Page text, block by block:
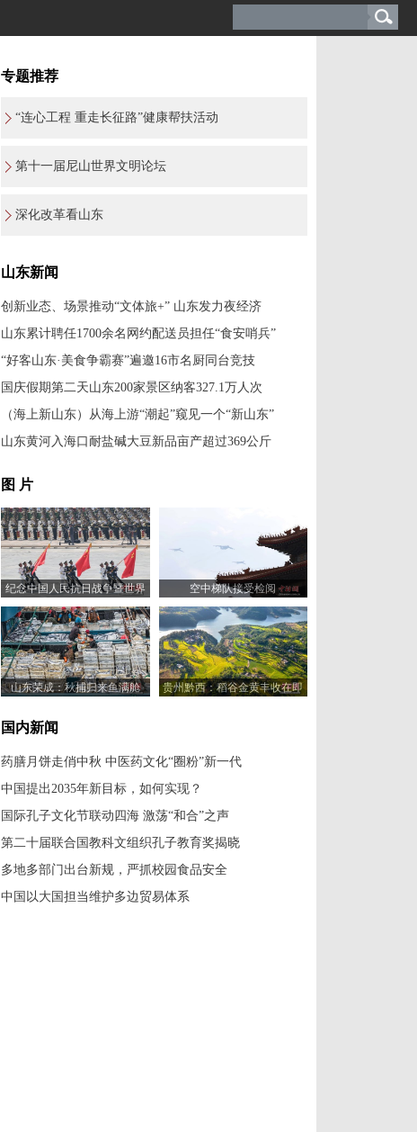
专题推荐
“连心工程 重走长征路”健康帮扶活动
第十一届尼山世界文明论坛
深化改革看山东
山东新闻
创新业态、场景推动“文体旅+” 山东发力夜经济
山东累计聘任1700余名网约配送员担任“食安哨兵”
“好客山东·美食争霸赛”遍邀16市名厨同台竞技
国庆假期第二天山东200家景区纳客327.1万人次
（海上新山东）从海上游“潮起”窥见一个“新山东”
山东黄河入海口耐盐碱大豆新品亩产超过369公斤
图 片
纪念中国人民抗日战争暨世界
反法西斯战争胜利80周年大会
举行
空中梯队接受检阅
山东荣成：秋捕归来鱼满舱 贵州黔西：稻谷金黄丰收在即
国内新闻
药膳月饼走俏中秋 中医药文化“圈粉”新一代
中国提出2035年新目标，如何实现？
国际孔子文化节联动四海 激荡“和合”之声
第二十届联合国教科文组织孔子教育奖揭晓
多地多部门出台新规，严抓校园食品安全
中国以大国担当维护多边贸易体系